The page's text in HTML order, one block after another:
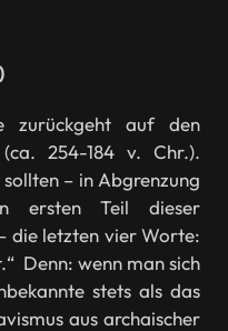
auf den
254-184 v. Chr.).
– in Abgrenzung
ersten Teil dieser
die letzten vier Worte:
Denn: wenn man sich
stets als das
aus archaischer